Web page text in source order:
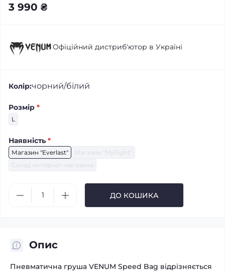
3 990 ₴
Офіційний дистриб'ютор в Україні
Колір:чорний/білий
Розмір *
L
Наявність *
Магазин "Everlast"
Магазин "MyFight"
Склад интернет-магазина
ДО КОШИКА
Опис
Пневматична груша VENUM Speed Bag відрізняється